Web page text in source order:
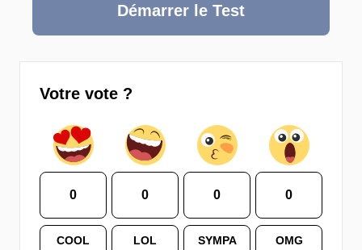
Démarrer le Test
Votre vote ?
0
COOL
0
LOL
0
SYMPA
0
OMG